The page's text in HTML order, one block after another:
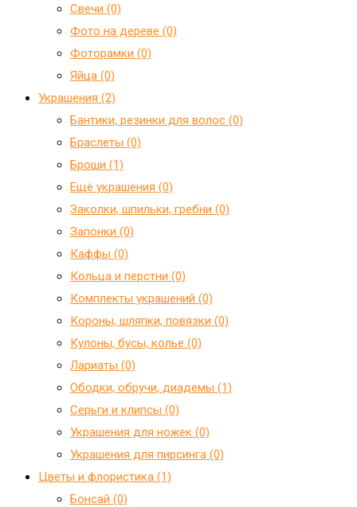
Свечи (0)
Фото на дереве (0)
Фоторамки (0)
Яйца (0)
Украшения (2)
Бантики, резинки для волос (0)
Браслеты (0)
Броши (1)
Ещё украшения (0)
Заколки, шпильки, гребни (0)
Запонки (0)
Каффы (0)
Кольца и перстни (0)
Комплекты украшений (0)
Короны, шляпки, повязки (0)
Кулоны, бусы, колье (0)
Лариаты (0)
Ободки, обручи, диадемы (1)
Серьги и клипсы (0)
Украшения для ножек (0)
Украшения для пирсинга (0)
Цветы и флористика (1)
Бонсай (0)